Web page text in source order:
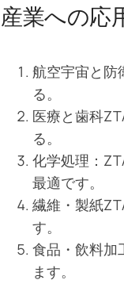
産業への応
航空宇宙と防
る。
医療と歯科
る。
化学処理：
最適です。
繊維・製紙
す。
食品・飲料加
ます。